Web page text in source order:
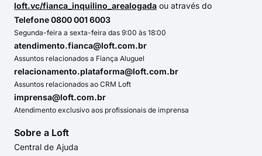
loft.vc/fianca_inquilino_arealogada ou através do
Telefone 0800 001 6003
Segunda-feira a sexta-feira das 9:00 às 18:00
atendimento.fianca@loft.com.br
Assuntos relacionados a Fiança Aluguel
relacionamento.plataforma@loft.com.br
Assuntos relacionados ao CRM Loft
imprensa@loft.com.br
Atendimento exclusivo aos profissionais de imprensa
Sobre a Loft
Central de Ajuda